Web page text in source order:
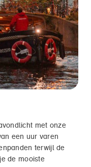
met onze
een uur varen
terwijl de
de mooiste